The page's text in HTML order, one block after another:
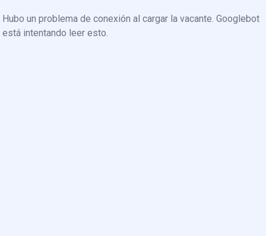
Hubo un problema de conexión al cargar la vacante. Googlebot
está intentando leer esto.